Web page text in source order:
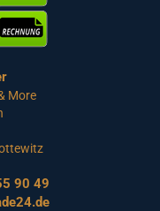
More
90 49